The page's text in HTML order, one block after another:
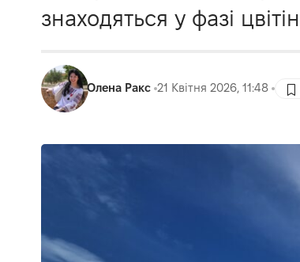
знаходяться у фазі
Олена Ракс 21 Квітня 2026, 11:48